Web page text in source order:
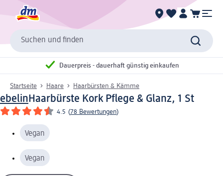
Suchen und finden
Dauerpreis - dauerhaft günstig einkaufen
Startseite Haare Haarbürsten & Kämme
ebelin Haarbürste Kork Pflege & Glanz, 1 St
4.5 (78 Bewertungen)
Vegan
Vegan